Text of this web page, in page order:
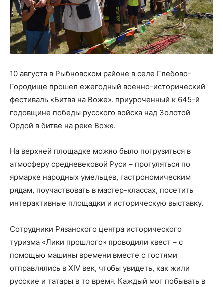
10 августа в Рыбновском районе в селе Глебово-
Городище прошел ежегодный военно-исторический
фестиваль «Битва на Воже». приуроченный к 645-й
годовщине победы русского войска над Золотой
Ордой в битве на реке Воже.
На верхней площадке можно было погрузиться в
атмосферу средневековой Руси – прогуляться по
ярмарке народных умельцев, гастрономическим
рядам, поучаствовать в мастер-классах, посетить
интерактивные площадки и историческую выставку.
Сотрудники Рязанского центра исторического
туризма «Лики прошлого» проводили квест – с
помощью машины времени вместе с гостями
отправлялись в XIV век, чтобы увидеть, как жили
русские и татары в то время. Каждый мог побывать в